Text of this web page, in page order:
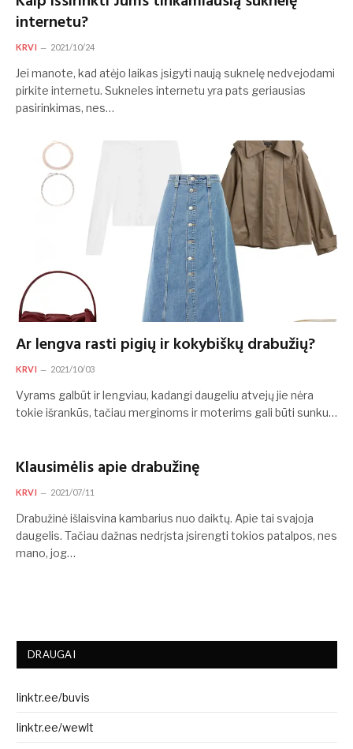
internetu?
KRVI 2021/10/24
Jei manote, kad atėjo laikas įsigyti naują suknelę nedvejodami
pirkite internetu. Sukneles internetu yra pats geriausias
pasirinkimas, nes…
Ar lengva rasti pigių ir kokybiškų drabužių?
KRVI 2021/10/03
Vyrams galbūt ir lengviau, kadangi daugeliu atvejų jie nėra
tokie išrankūs, tačiau merginoms ir moterims gali būti sunku…
Klausimėlis apie drabužinę
KRVI 2021/07/11
Drabužinė išlaisvina kambarius nuo daiktų. Apie tai svajoja
daugelis. Tačiau dažnas nedrįsta įsirengti tokios patalpos, nes
mano, jog…
DRAUGAI
linktr.ee/buvis
linktr.ee/wewlt